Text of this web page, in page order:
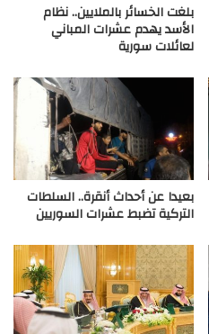
بلغت الخسائر بالملايين.. نظام
الأسد يهدم عشرات المباني
لعائلات سورية
بعيدا عن أحداث أنقرة.. السلطات
التركية تضبط عشرات السوريين